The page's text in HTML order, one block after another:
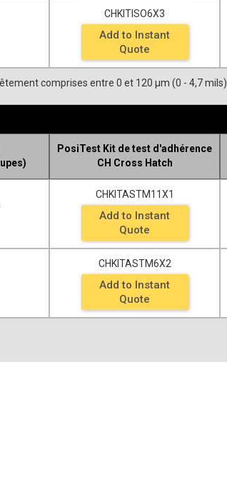
CHKITISO6X3
Add to Instant
Quote
comprises entre 0 et 120 μm (0 - 4,7 mils).
PosiTest Kit de test d'adhérence
CH Cross Hatch
CHKITASTM11X1
Add to Instant
Quote
CHKITASTM6X2
Add to Instant
Quote